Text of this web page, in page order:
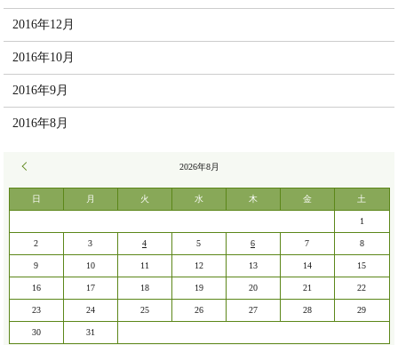
2016年12月
2016年10月
2016年9月
2016年8月
2026年8月
日 月 火 水 木 金 土
1
2 3 4 5 6 7 8
9 10 11 12 13 14 15
16 17 18 19 20 21 22
23 24 25 26 27 28 29
30 31